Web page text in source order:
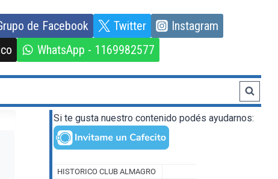
de Facebook Twitter
Instagram
WhatsApp - 1169982577
Si te gusta nuestro contenido podés ayudarnos: